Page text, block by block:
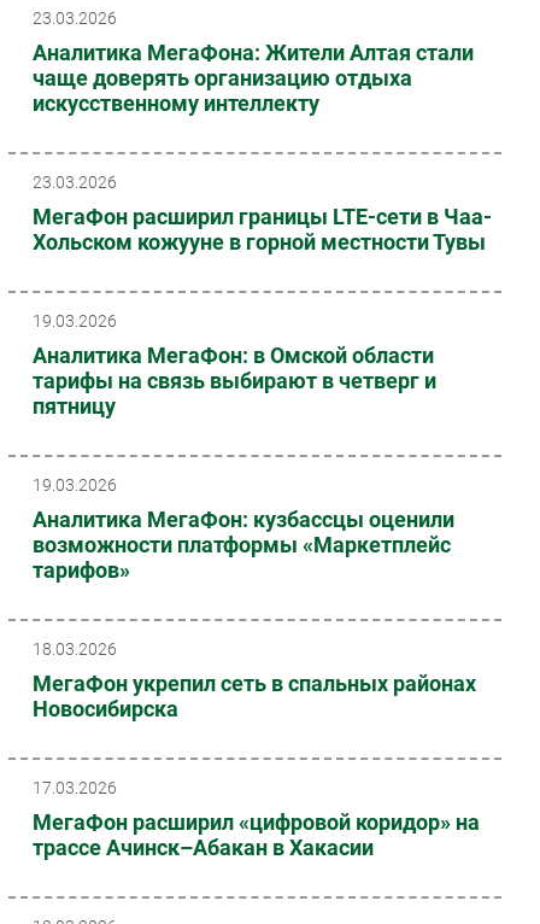
23.03.2026
Аналитика МегаФона: Жители Алтая стали
чаще доверять организацию отдыха
искусственному интеллекту
23.03.2026
МегаФон расширил границы LTE-сети в Чаа-
Хольском кожууне в горной местности Тувы
19.03.2026
Аналитика МегаФон: в Омской области
тарифы на связь выбирают в четверг и
пятницу
19.03.2026
Аналитика МегаФон: кузбассцы оценили
возможности платформы «Маркетплейс
тарифов»
18.03.2026
МегаФон укрепил сеть в спальных районах
Новосибирска
17.03.2026
МегаФон расширил «цифровой коридор» на
трассе Ачинск–Абакан в Хакасии